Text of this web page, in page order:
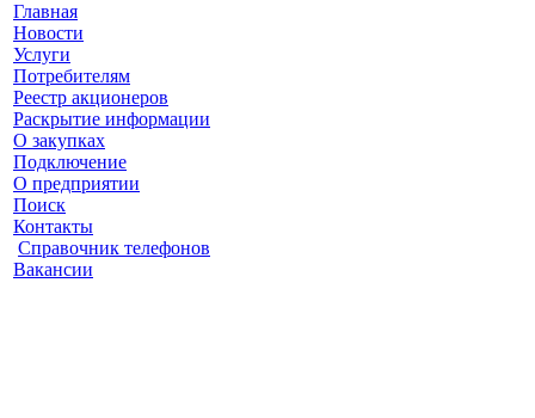
Главная
Новости
Услуги
Потребителям
Реестр акционеров
Раскрытие информации
О закупках
Подключение
О предприятии
Поиск
Контакты
Cправочник телефонов
Вакансии